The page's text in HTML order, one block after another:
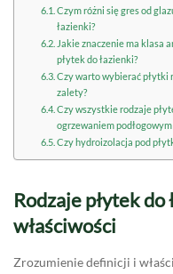
Czym różni się gres od
łazienki?
Jakie znaczenie ma klasa
płytek do łazienki?
Czy warto wybierać płytki
zalety?
Czy wszystkie rodzaje
ogrzewaniem podłogowym
Czy hydroizolacja pod
Rodzaje płytek do
właściwości
Zrozumienie definicji i